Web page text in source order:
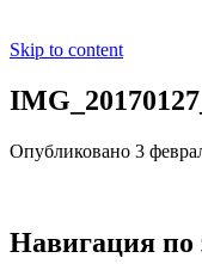
Skip to content
Опубликовано 3
Навигация по